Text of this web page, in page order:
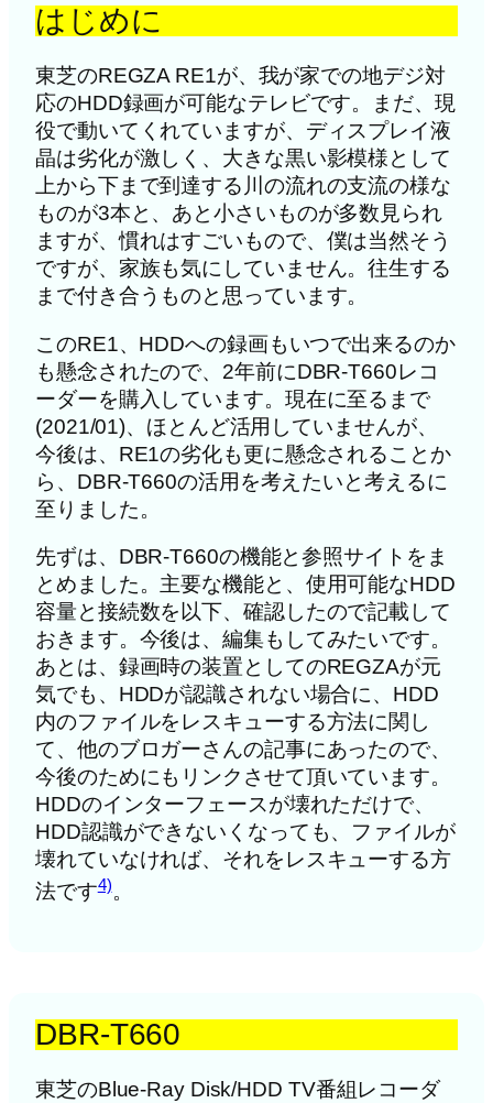
はじめに
東芝のREGZA RE1が、我が家での地デジ対
応のHDD録画が可能なテレビです。まだ、現
役で動いてくれていますが、ディスプレイ液
晶は劣化が激しく、大きな黒い影模様として
上から下まで到達する川の流れの支流の様な
ものが3本と、あと小さいものが多数見られ
ますが、慣れはすごいもので、僕は当然そう
ですが、家族も気にしていません。往生する
まで付き合うものと思っています。
このRE1、HDDへの録画もいつで出来るのか
も懸念されたので、2年前にDBR-T660レコ
ーダーを購入しています。現在に至るまで
(2021/01)、ほとんど活用していませんが、
今後は、RE1の劣化も更に懸念されることか
ら、DBR-T660の活用を考えたいと考えるに
至りました。
先ずは、DBR-T660の機能と参照サイトをま
とめました。主要な機能と、使用可能なHDD
容量と接続数を以下、確認したので記載して
おきます。今後は、編集もしてみたいです。
あとは、録画時の装置としてのREGZAが元
気でも、HDDが認識されない場合に、HDD
内のファイルをレスキューする方法に関し
て、他のブロガーさんの記事にあったので、
今後のためにもリンクさせて頂いています。
HDDのインターフェースが壊れただけで、
HDD認識ができないくなっても、ファイルが
壊れていなければ、それをレスキューする方
法です4)。
DBR-T660
東芝のBlue-Ray Disk/HDD TV番組レコーダ